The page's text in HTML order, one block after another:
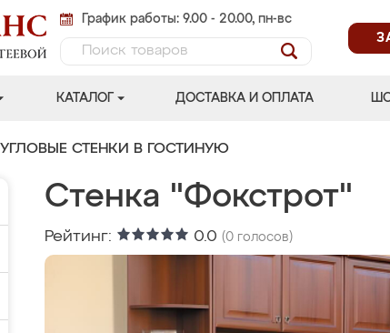
График работы: 9.00 - 20.00, пн-вс
КАТАЛОГ ДОСТАВКА И ОПЛАТА
УГЛОВЫЕ СТЕНКИ В ГОСТИНУЮ
Стенка "Фокстрот"
Рейтинг: 0.0 (0 голосов)